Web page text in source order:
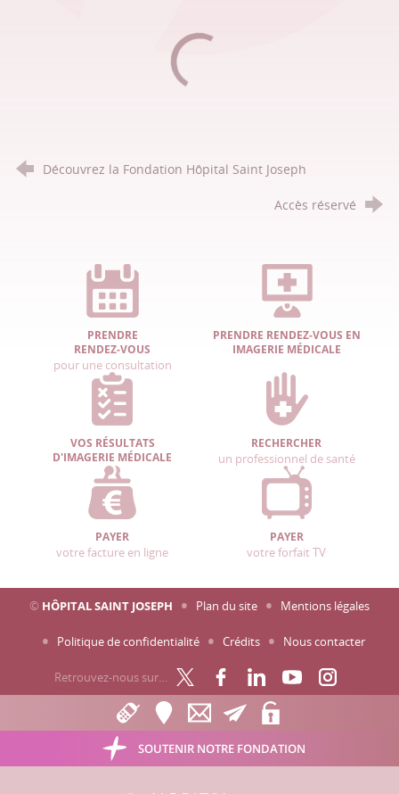
Découvrez la Fondation Hôpital Saint Joseph
Accès réservé
PRENDRE
RENDEZ-VOUS
pour une consultation
PRENDRE RENDEZ-VOUS EN
IMAGERIE MÉDICALE
VOS RÉSULTATS
D'IMAGERIE MÉDICALE
RECHERCHER
un professionnel de santé
PAYER
votre facture en ligne
PAYER
votre forfait TV
© HÔPITAL SAINT JOSEPH Plan du site Mentions légales
Politique de confidentialité Crédits Nous contacter
Retrouvez-nous sur…
SOUTENIR NOTRE FONDATION